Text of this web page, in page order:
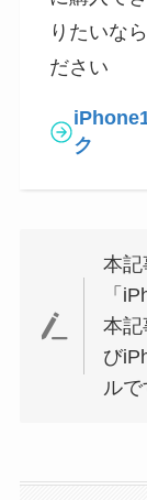
りたいな
ださい
ク
本記
「
本記
び
ルで